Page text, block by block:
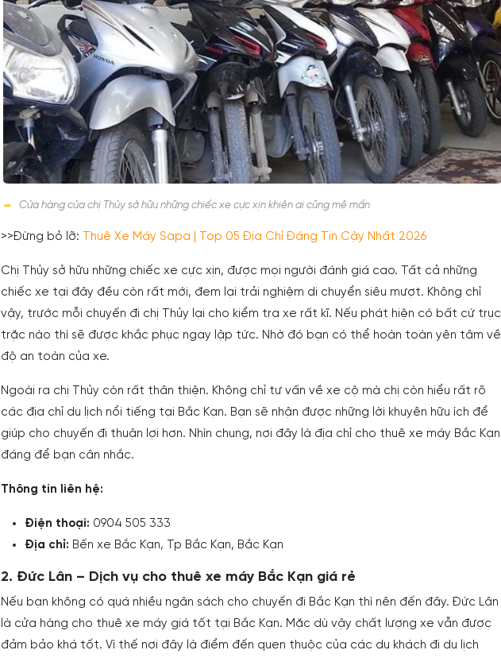
Cửa hàng của chị Thủy sở hữu những chiếc xe cực xịn khiên ai cũng mê mẩn
>>Đừng bỏ lỡ: Thuê Xe Máy Sapa | Top 05 Địa Chỉ Đáng Tin Cậy Nhất 2026
Chị Thủy sở hữu những chiếc xe cực xịn, được mọi người đánh giá cao. Tất cả những
chiếc xe tại đây đều còn rất mới, đem lại trải nghiệm di chuyển siêu mượt. Không chỉ
vậy, trước mỗi chuyến đi chị Thủy lại cho kiểm tra xe rất kĩ. Nếu phát hiện có bất cứ trục
trặc nào thì sẽ được khắc phục ngay lập tức. Nhờ đó bạn có thể hoàn toàn yên tâm về
độ an toàn của xe.
Ngoài ra chị Thủy còn rất thân thiện. Không chỉ tư vấn về xe cộ mà chị còn hiểu rất rõ
các địa chỉ du lịch nổi tiếng tại Bắc Kạn. Bạn sẽ nhận được những lời khuyên hữu ích để
giúp cho chuyến đi thuận lợi hơn. Nhìn chung, nơi đây là địa chỉ cho thuê xe máy Bắc Kạn
đáng để bạn cân nhắc.
Thông tin liên hệ:
Điện thoại: 0904 505 333
Địa chỉ: Bến xe Bắc Kạn, Tp Bắc Kạn, Bắc Kạn
2. Đức Lân – Dịch vụ cho thuê xe máy Bắc Kạn giá rẻ
Nếu bạn không có quá nhiều ngân sách cho chuyến đi Bắc Kạn thì nên đến đây. Đức Lân
là cửa hàng cho thuê xe máy giá tốt tại Bắc Kạn. Mặc dù vậy chất lượng xe vẫn được
đảm bảo khá tốt. Vì thế nơi đây là điểm đến quen thuộc của các du khách đi du lịch